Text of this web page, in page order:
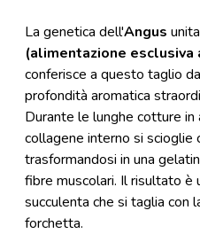
La genetica dell'Angus
(alimentazione esclusiva
conferisce a questo taglio da
profondità aromatica
Durante le lunghe cotture
collagene interno si scioglie
trasformandosi in una
fibre muscolari. Il risultato è
succulenta che si taglia con
forchetta.